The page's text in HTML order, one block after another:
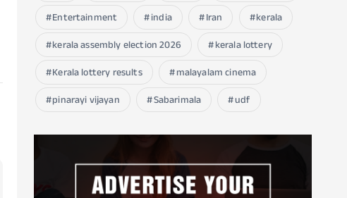
Entertainment
india Iran
kerala
kerala assembly election 2026
kerala lottery
Kerala lottery results
malayalam cinema
pinarayi vijayan
Sabarimala udf